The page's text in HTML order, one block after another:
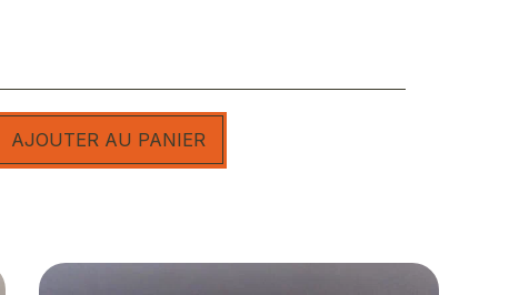
AJOUTER AU PANIER